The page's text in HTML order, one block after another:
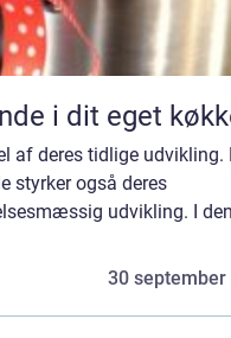
i dit eget
af deres tidlige udvikling.
styrker også deres
udvikling. I
30 september